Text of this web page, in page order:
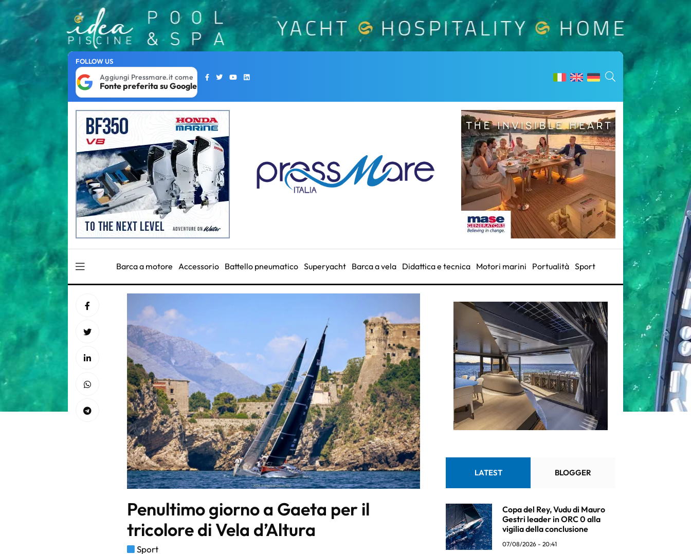
FOLLOW US
Aggiungi Pressmare.it come
Fonte preferita su Google
Barca a motore Accessorio Battello pneumatico Superyacht Barca a vela Didattica e tecnica Motori marini Portualità Sport
Penultimo giorno a Gaeta per il
tricolore di Vela d’Altura
Sport
LATEST BLOGGER
Copa del Rey, Vudu di Mauro
Gestri leader in ORC 0 alla
vigilia della conclusione
07/08/2026 - 20:41